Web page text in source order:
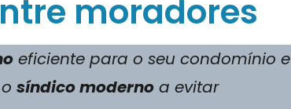
moradores
eficiente para o seu condomínio e
síndico moderno a evitar